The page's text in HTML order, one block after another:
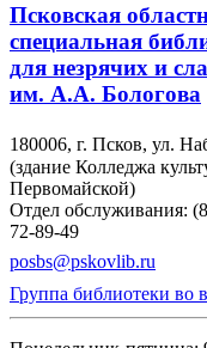
Псковская
специальная
для незрячих и
им. А.А. Бологова
180006, г. Псков, ул.
(здание Колледжа
Первомайской)
Отдел обслуживания:
72-89-49
posbs@pskovlib.ru
Группа библиотеки во